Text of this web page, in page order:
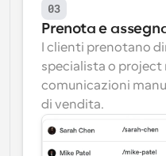
03
Prenota e
I clienti prenotano
specialista o project
comunicazioni
di vendita.